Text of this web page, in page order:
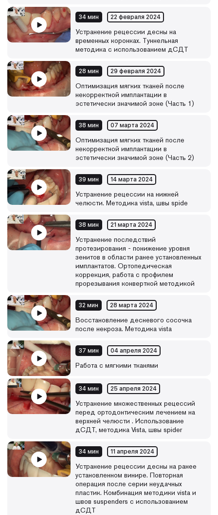
34 мин 22 февраля 2024
Устранение рецессии десны на
временных коронках. Туннельная
методика с использованием дСДТ
28 мин 29 февраля 2024
Оптимизация мягких тканей после
некорректной имплантации в
эстетически значимой зоне (Часть 1)
38 мин 07 марта 2024
Оптимизация мягких тканей после
некорректной имплантации в
эстетически значимой зоне (Часть 2)
39 мин 14 марта 2024
Устранение рецессии на нижней
челюсти. Методика vista, швы spide
38 мин 21 марта 2024
Устранение последствий
протезирования - понижение уровня
зенитов в области ранее установленных
имплантатов. Ортопедическая
коррекция, работа с профилем
прорезывания конвертной методикой
32 мин 28 марта 2024
Восстановление десневого сосочка
после некроза. Методика vista
37 мин 04 апреля 2024
Работа с мягкими тканями
34 мин 25 апреля 2024
Устранение множественных рецессий
перед ортодонтическим лечением на
верхней челюсти . Использование
дСДТ, методика Vista, швы spider
34 мин 11 апреля 2024
Устранение рецессии десны на ранее
установленном винире. Повторная
операция после серии неудачных
пластик. Комбинация методики vista и
швов suspenders с использованием
дСДТ